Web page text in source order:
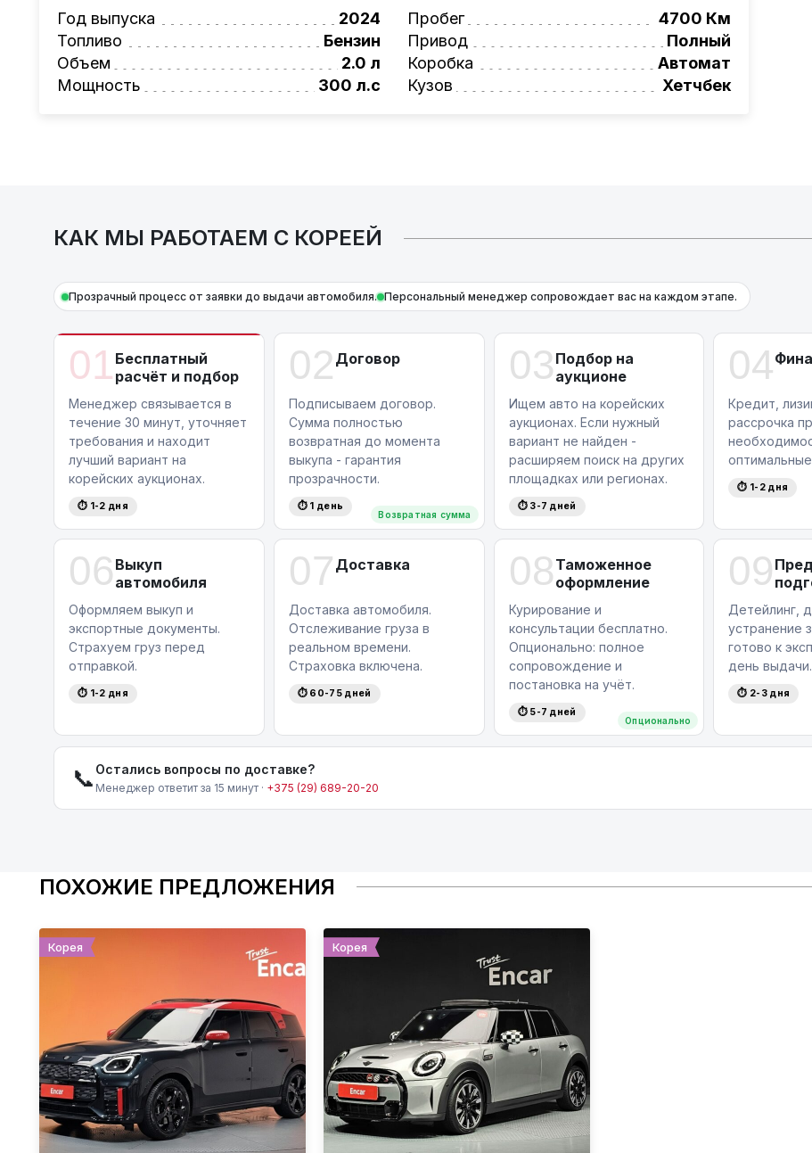
Также, для граждан РБ действует
лизинговая программа на НОВЫЕ автомобили.
Условия и подробности можно узнать по номеру:+375 (29) 689-20-20
AutoCapital
– просто доверьте работу профессионалам!
Год выпуска
2024
Топливо
Бензин
Объем
2.0 л
Мощность
300 л.с
Пробег
4700 Км
Привод
Полный
Коробка
Автомат
Кузов
Хетчбек
КАК МЫ РАБОТАЕМ С КОРЕЕЙ
Прозрачный процесс от заявки до выдачи автомобиля. Персональный менеджер сопровождает вас на каждом этапе.
01 Бесплатный
расчёт и подбор
Менеджер связывается в
течение 30 минут, уточняет
требования и находит
лучший вариант на
корейских аукционах.
⏱ 1-2 дня
02 Договор
Возвратная сумма
Подписываем договор.
Сумма полностью
возвратная до момента
выкупа - гарантия
прозрачности.
⏱ 1 день
03 Подбор на
аукционе
Ищем авто на корейских
аукционах. Если нужный
вариант не найден -
расширяем поиск на других
площадках или регионах.
⏱ 3-7 дней
04
Кредит,
рассрочка
⏱ 1-2 дня
06 Выкуп
автомобиля
Оформляем выкуп и
экспортные документы.
Страхуем груз перед
отправкой.
⏱ 1-2 дня
07 Доставка
Доставка автомобиля.
Отслеживание груза в
реальном времени.
Страховка включена.
⏱ 60-75 дней
08 Таможенное
оформление
Опционально
Курирование и
консультации бесплатно.
Опционально: полное
сопровождение и
постановка на учёт.
⏱ 5-7 дней
09
Детейлинг,
устранение
готово к
день выдачи.
⏱ 2-3 дня
📞 Остались вопросы по доставке?
Менеджер ответит за 15 минут · +375 (29) 689-20-20
ПОХОЖИЕ ПРЕДЛОЖЕНИЯ
Корея Корея